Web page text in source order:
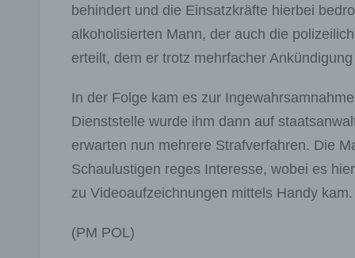
behindert und die Einsatzkräfte hierbei
alkoholisierten Mann, der auch die
erteilt, dem er trotz mehrfacher
In der Folge kam es zur
Dienststelle wurde ihm dann auf
erwarten nun mehrere Strafverfahren. Die
Schaulustigen reges Interesse, wobei es
zu Videoaufzeichnungen mittels Handy kam.
(PM POL)